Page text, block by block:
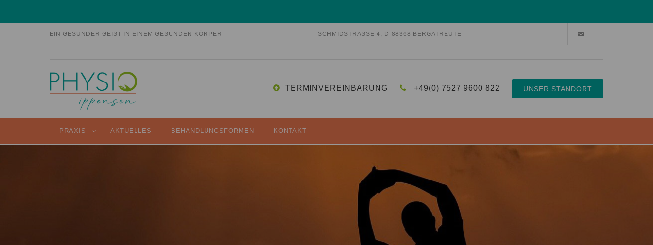
EIN GESUNDER GEIST IN EINEM GESUNDEN KÖRPER SCHMIDSTRASSE 4, D-88368 BERGATREUTE
TERMINVEREINBARUNG +49(0) 7527 9600 822 UNSER STANDORT
PRAXIS AKTUELLES BEHANDLUNGSFORMEN KONTAKT